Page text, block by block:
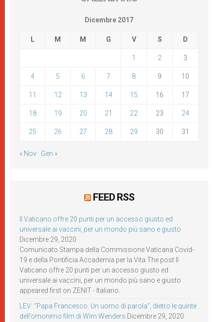
Dicembre 2017
L M M G V S D
1 2 3
4 5 6 7 8 9 10
11 12 13 14 15 16 17
18 19 20 21 22 23 24
25 26 27 28 29 30 31
« Nov Gen »
FEED RSS
Il Vaticano offre 20 punti per un accesso giusto ed
universale ai vaccini, per un mondo più sano e giusto
Dicembre 29, 2020
Comunicato Stampa della Commissione Vaticana Covid-
19 e della Pontificia Accademia per la Vita The post Il
Vaticano offre 20 punti per un accesso giusto ed
universale ai vaccini, per un mondo più sano e giusto
appeared first on ZENIT - Italiano.
LEV: “Papa Francesco. Un uomo di parola”, dietro le quinte
dell’omonimo film di Wim Wenders Dicembre 29, 2020